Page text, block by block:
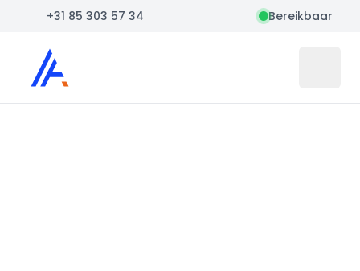
+31 85 303 57 34 Bereikbaar
Auto Atlas